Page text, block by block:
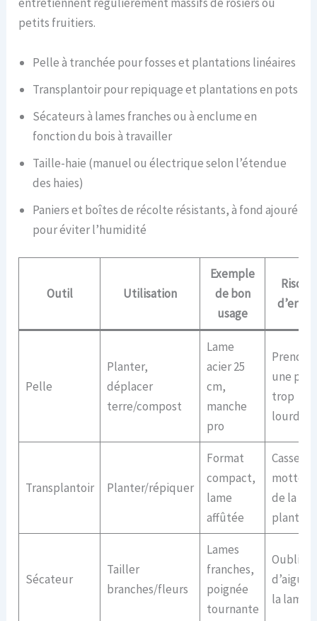
entretiennent régulièrement massifs de rosiers ou
petits fruitiers.
Pelle à tranchée pour fosses et plantations linéaires
Transplantoir pour repiquage et plantations en pots
Sécateurs à lames franches ou à enclume en
fonction du bois à travailler
Taille-haie (manuel ou électrique selon l’étendue
des haies)
Paniers et boîtes de récolte résistants, à fond ajouré
pour éviter l’humidité
Outil Utilisation
Exemple
de bon
usage
Risque
Pelle
Planter,
déplacer
terre/compost
Lame
acier 25
cm,
manche
pro
Prendre
une
trop
lourde
Transplantoir Planter/répiquer
Format
compact,
lame
affûtée
Casser la
motte
de la
Sécateur
Tailler
branches/fleurs
Lames
franches,
poignée
tournante
Oublier
la lame